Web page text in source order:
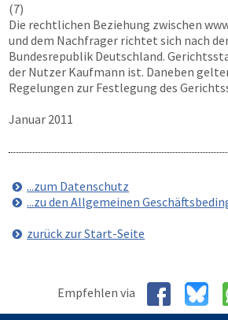
(7)
Die rechtlichen Beziehung zwischen
und dem Nachfrager richtet sich nach
Bundesrepublik Deutschland.
der Nutzer Kaufmann ist. Daneben
Regelungen zur Festlegung des
Januar 2011
...zum Datenschutz
...zu den Allgemeinen
zurück zur Start-Seite
Empfehlen via